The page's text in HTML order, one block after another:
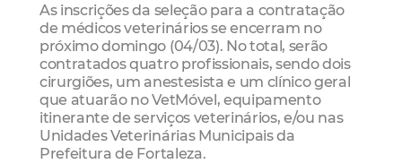
As inscrições da seleção para a contratação
de médicos veterinários se encerram no
próximo domingo (04/03). No total, serão
contratados quatro profissionais, sendo dois
cirurgiões, um anestesista e um clínico geral
que atuarão no VetMóvel, equipamento
itinerante de serviços veterinários, e/ou nas
Unidades Veterinárias Municipais da
Prefeitura de Fortaleza.